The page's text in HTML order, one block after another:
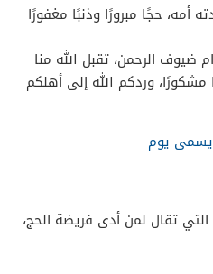
أمه، حجًا مبرورًا وذنبًا مغفورًا
ضيوف الرحمن، تقبل الله منا
وردكم الله إلى أهلكم
يسمى يوم
التي تقال لمن أدى فريضة الحج،